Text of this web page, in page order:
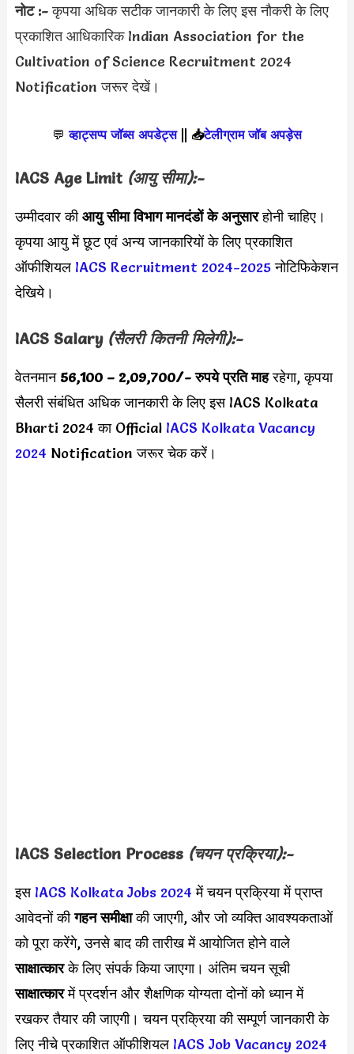
नोट :-कृपया अधिक सटीक जानकारी के लिए इस नौकरी के लिए
प्रकाशित आधिकारिक Indian Association for the
Cultivation of Science Recruitment 2024
Notification जरूर देखें।
💬 व्हाट्सप्प जॉब्स अपडेट्स|| 📥टेलीग्राम जॉब अपड़ेस
IACS Age Limit (आयु सीमा):-
उम्मीदवार कीआयु सीमा विभाग मानदंडों के अनुसारहोनी चाहिए।
कृपया आयु में छूट एवं अन्य जानकारियों के लिए प्रकाशित
ऑफीशियल IACS Recruitment 2024-2025नोटिफिकेशन
देखिये।
IACS Salary (सैलरी कितनी मिलेगी):-
वेतनमान 56,100 – 2,09,700/- रुपये प्रति माहरहेगा, कृपया
सैलरी संबंधित अधिक जानकारी के लिए इस IACS Kolkata
Bharti 2024 का Official IACS Kolkata Vacancy
2024 Notification जरूर चेक करें।
IACS Selection Process (चयन प्रक्रिया):-
इस IACS Kolkata Jobs 2024 में चयन प्रक्रिया में प्राप्त
आवेदनों कीगहन समीक्षाकी जाएगी, और जो व्यक्ति आवश्यकताओं
को पूरा करेंगे, उनसे बाद की तारीख में आयोजित होने वाले
साक्षात्कारके लिए संपर्क किया जाएगा। अंतिम चयन सूची
साक्षात्कारमें प्रदर्शन और शैक्षणिक योग्यता दोनों को ध्यान में
रखकर तैयार की जाएगी। चयन प्रक्रिया की सम्पूर्ण जानकारी के
लिए नीचे प्रकाशित ऑफीशियल IACS Job Vacancy 2024